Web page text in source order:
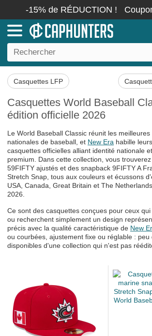
-15% de RÉDUCTION !
Casquettes LFP
Casquettes World Baseball
édition officielle 2026
Le World Baseball Classic réunit les
nationales de baseball, et New Era habille
casquettes officielles alliant identité nationale
premium. Dans cette collection, vous
59FIFTY ajustés et des snapback 9FIFTY A
Stretch Snap, tous aux couleurs et écussons
USA, Canada, Great Britain et The
2026.
Ce sont des casquettes conçues pour ceux
ou recherchent simplement un design
précis avec la qualité caractéristique de New
ou courbées, ajustement fixe ou réglable : peu
disponibles d'une collection qui n'est pas